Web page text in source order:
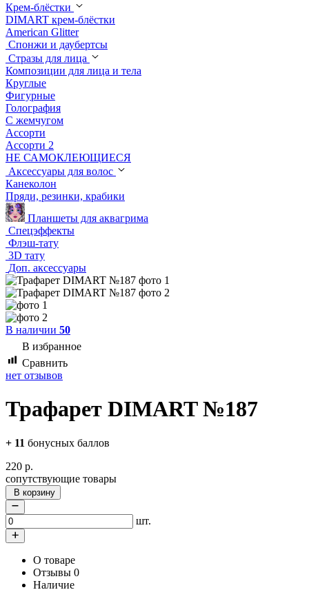
Крем-блёстки
DIMART крем-блёстки
American Glitter
Спонжи и даубертсы
Стразы для лица
Композиции для лица и тела
Круглые
Фигурные
Голография
С жемчугом
Ассорти
Ассорти 2
НЕ САМОКЛЕЮЩИЕСЯ
Аксессуары для волос
Канеколон
Пряди, резинки, крабики
Планшеты для аквагрима
Спецэффекты
Флэш-тату
3D тату
Доп. аксессуары
В наличии 50
В избранное
Сравнить
нет отзывов
Трафарет DIMART №187
+ 11 бонусных баллов
220 р.
сопутствующие товары
В корзину
шт.
О товаре
Отзывы 0
Наличие